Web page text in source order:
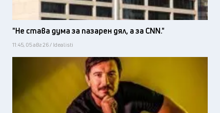
"Не става дума за пазарен дял, а за CNN."
11:45, 05 авг 26 / Idealisti